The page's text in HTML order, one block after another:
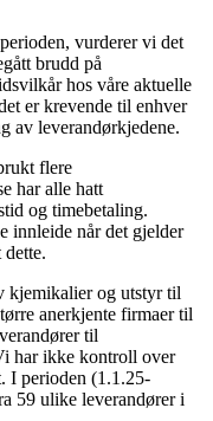
vurderer vi det
brudd på
hos våre aktuelle
er krevende til enhver
av leverandørkjedene.
flere
har alle hatt
og timebetaling.
innleide når det gjelder
kjemikalier og utstyr til
anerkjente firmaer til
til
har ikke kontroll over
I perioden (1.1.25-
59 ulike leverandører i